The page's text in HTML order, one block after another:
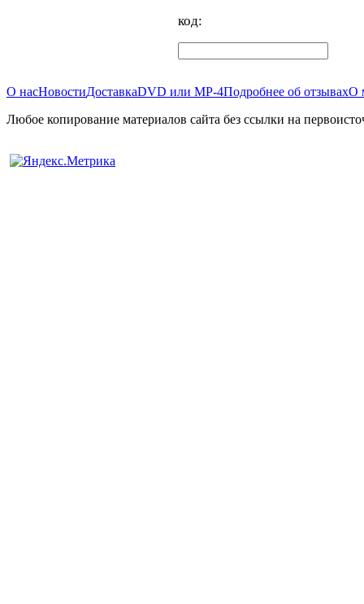
код:
О насНовостиДоставкаDVD или MP-4Подробнее об отзывахО
Любое копирование материалов сайта без ссылки на